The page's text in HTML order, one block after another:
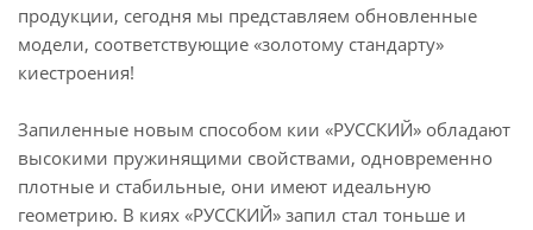
продукции, сегодня мы представляем обновленные
модели, соответствующие «золотому стандарту»
киестроения!
Запиленные новым способом кии «РУССКИЙ» обладают
высокими пружинящими свойствами, одновременно
плотные и стабильные, они имеют идеальную
геометрию. В киях «РУССКИЙ» запил стал тоньше и